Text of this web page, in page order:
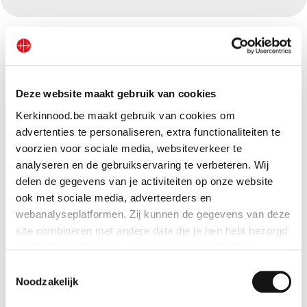
Deze website maakt gebruik van cookies
Kerkinnood.be maakt gebruik van cookies om
advertenties te personaliseren, extra functionaliteiten te
voorzien voor sociale media, websiteverkeer te
analyseren en de gebruikservaring te verbeteren. Wij
delen de gegevens van je activiteiten op onze website
ook met sociale media, adverteerders en
webanalyseplatformen. Zij kunnen de gegevens van deze
site combineren met andere data die je hen hebt bezorgd
Indien je dat toestaat, kunnen wij of onze partners onder
Noodzakelijk